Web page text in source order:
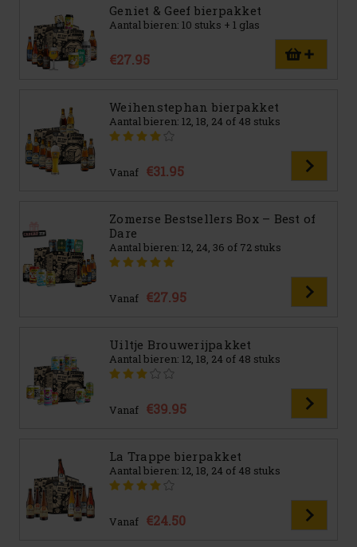
Geniet & Geef bierpakket
Aantal bieren: 10 stuks + 1 glas
€27.95
Weihenstephan bierpakket
Aantal bieren: 12, 18, 24 of 48 stuks
Vanaf €31.95
Zomerse Bestsellers Box – Best of
Dare
Aantal bieren: 12, 24, 36 of 72 stuks
Vanaf €27.95
Uiltje Brouwerijpakket
Aantal bieren: 12, 18, 24 of 48 stuks
Vanaf €39.95
La Trappe bierpakket
Aantal bieren: 12, 18, 24 of 48 stuks
Vanaf €24.50